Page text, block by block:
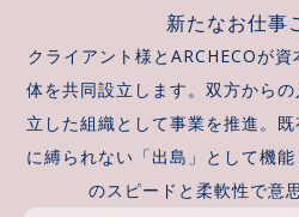
新たなお仕事
クライアント様とARCHECOが
体を共同設立します。双方から
立した組織として事業を推進。
に縛られない「出島」として機
のスピードと柔軟性で意